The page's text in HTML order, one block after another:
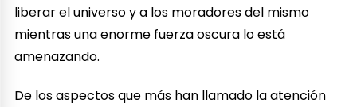
liberar el universo y a los moradores del mismo
mientras una enorme fuerza oscura lo está
amenazando.
De los aspectos que más han llamado la atención